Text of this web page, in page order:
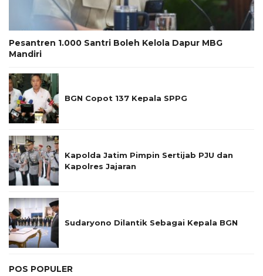
Pesantren 1.000 Santri Boleh Kelola Dapur MBG
Mandiri
BGN Copot 137 Kepala SPPG
Kapolda Jatim Pimpin Sertijab PJU dan
Kapolres Jajaran
Sudaryono Dilantik Sebagai Kepala BGN
POS POPULER